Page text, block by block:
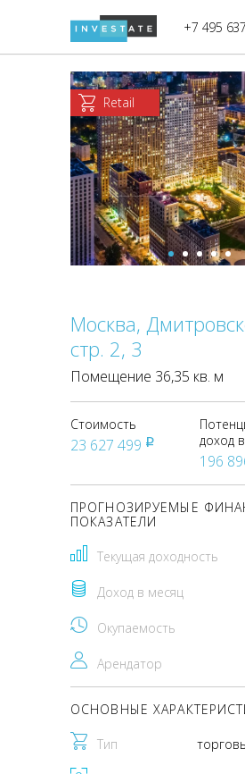
+7 495
Дикси
Верный
Мираторг
Магнолия
В башне
Башня
Запад
Башня
Восток
Город
Северный
Город
Южный блок
Retail
Москва,
стр. 2, 3
Помещение 36,35 кв. м
Стоимость
23 627 499 pуб
доход
196
ПРОГНОЗИРУЕМЫЕ
ПОКАЗАТЕЛИ
Текущая доходность
Доход в месяц
Окупаемость
Арендатор
ОСНОВНЫЕ
Тип